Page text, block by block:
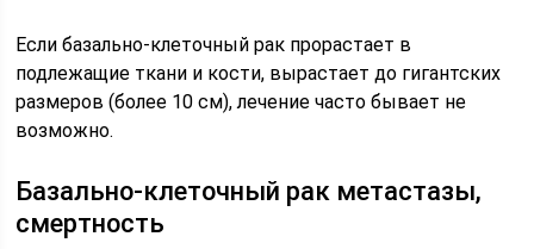
Если базально-клеточный рак прорастает в
подлежащие ткани и кости, вырастает до гигантских
размеров (более 10 см), лечение часто бывает не
возможно.
Базально-клеточный рак метастазы,
смертность